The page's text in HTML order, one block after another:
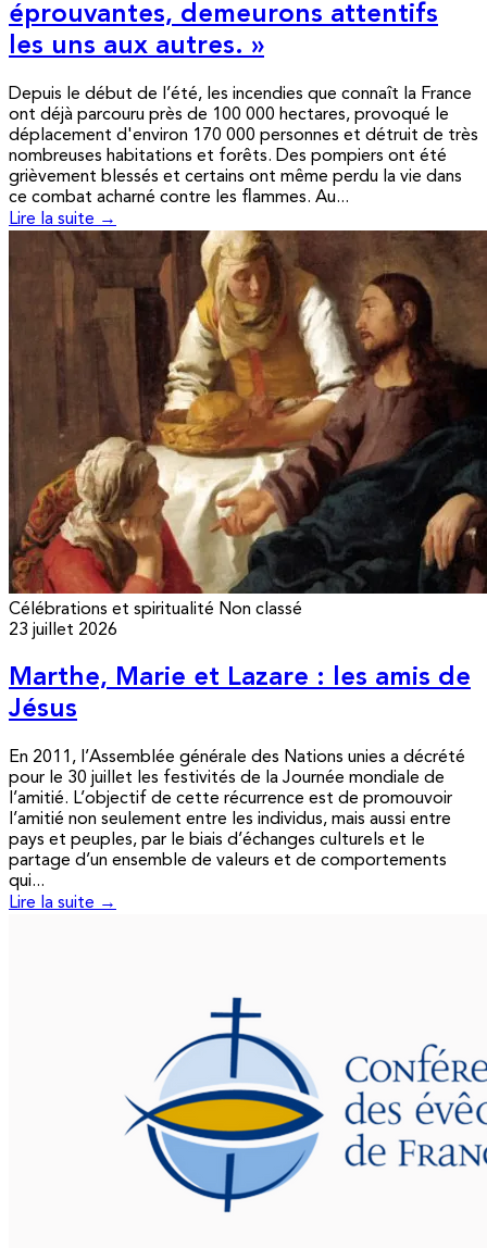
éprouvantes, demeurons attentifs
les uns aux autres. »
Depuis le début de l’été, les incendies que connaît la France
ont déjà parcouru près de 100 000 hectares, provoqué le
déplacement d'environ 170 000 personnes et détruit de très
nombreuses habitations et forêts. Des pompiers ont été
grièvement blessés et certains ont même perdu la vie dans
ce combat acharné contre les flammes. Au...
Lire la suite →
Célébrations et spiritualité Non classé
23 juillet 2026
Marthe, Marie et Lazare : les amis de
Jésus
En 2011, l’Assemblée générale des Nations unies a décrété
pour le 30 juillet les festivités de la Journée mondiale de
l’amitié. L’objectif de cette récurrence est de promouvoir
l’amitié non seulement entre les individus, mais aussi entre
pays et peuples, par le biais d’échanges culturels et le
partage d’un ensemble de valeurs et de comportements
qui...
Lire la suite →